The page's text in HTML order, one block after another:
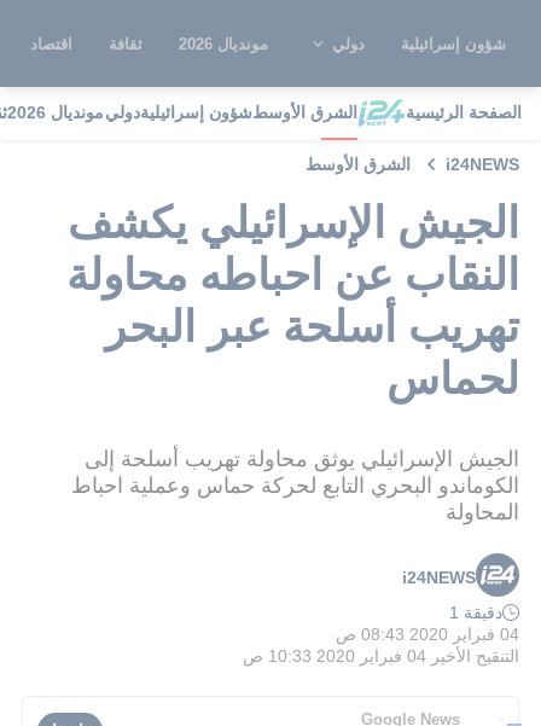
شؤون إسرائيلية دولي مونديال 2026 ثقافة اقتصاد
الصفحة الرئيسية الشرق الأوسطشؤون إسرائيليةدوليمونديال 2026
i24NEWS الشرق الأوسط
الجيش الإسرائيلي يكشف
النقاب عن احباطه محاولة
تهريب أسلحة عبر البحر
لحماس
الجيش الإسرائيلي يوثق محاولة تهريب أسلحة إلى
الكوماندو البحري التابع لحركة حماس وعملية احباط
المحاولة
i24NEWS
دقيقة 1
04 فبراير 2020 08:43 ص
التنقيح الأخير 04 فبراير 2020 10:33 ص
Google News